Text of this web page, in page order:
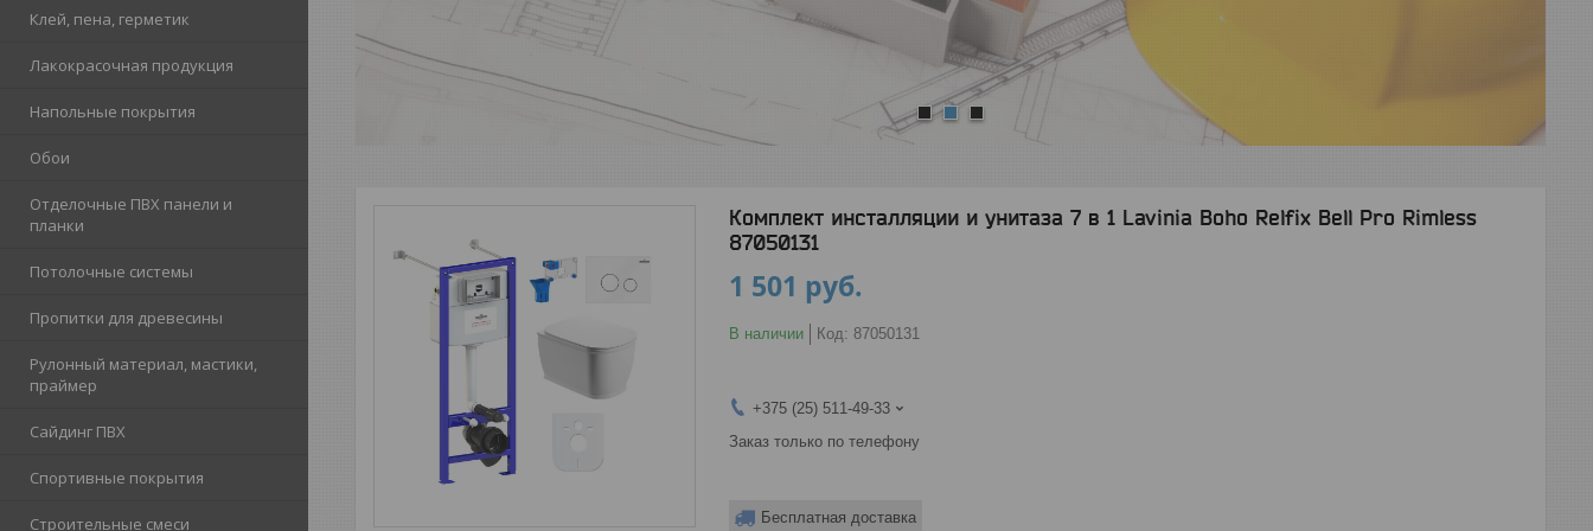
Клей, пена, герметик
Лакокрасочная продукция
Напольные покрытия
Обои
Отделочные ПВХ панели и
планки
Потолочные системы
Пропитки для древесины
Рулонный материал, мастики,
праймер
Сайдинг ПВХ
Спортивные покрытия
Строительные смеси
Комплект инсталляции и унитаза 7 в 1 Lavinia Boho Relfix Bell Pro Rimless
87050131
1 501 руб.
В наличии Код: 87050131
+375 (25) 511-49-33
Заказ только по телефону
Бесплатная доставка